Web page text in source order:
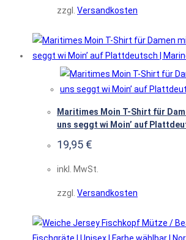
zzgl. Versandkosten
Maritimes Moin T-Shirt für
uns seggt wi Moin’ auf
19,95 €
inkl. MwSt.
zzgl. Versandkosten